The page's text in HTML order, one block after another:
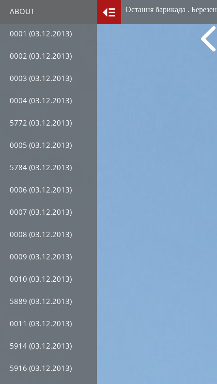
ABOUT
0001 (03.12.2013)
0002 (03.12.2013)
0003 (03.12.2013)
0004 (03.12.2013)
5772 (03.12.2013)
0005 (03.12.2013)
5784 (03.12.2013)
0006 (03.12.2013)
0007 (03.12.2013)
0008 (03.12.2013)
0009 (03.12.2013)
0010 (03.12.2013)
5889 (03.12.2013)
0011 (03.12.2013)
5914 (03.12.2013)
5916 (03.12.2013)
Остання барикада .